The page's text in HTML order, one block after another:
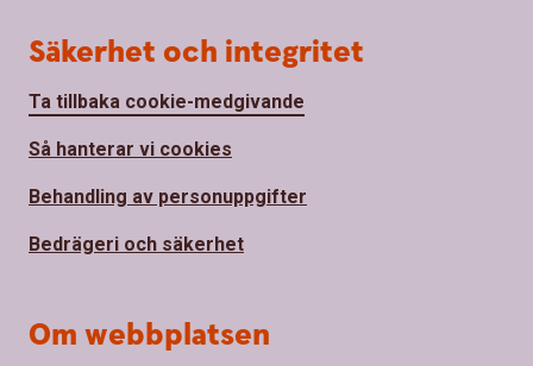
Säkerhet och integritet
Ta tillbaka cookie-medgivande
Så hanterar vi cookies
Behandling av personuppgifter
Bedrägeri och säkerhet
Om webbplatsen